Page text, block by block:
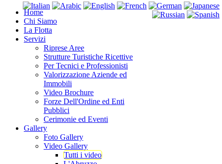
Home
Chi Siamo
La Flotta
Servizi
Riprese Aree
Strutture Turistiche Ricettive
Per Tecnici e Professionisti
Valorizzazione Aziende ed
Immobili
Video Brochure
Forze Dell'Ordine ed Enti
Pubblici
Cerimonie ed Eventi
Gallery
Foto Gallery
Video Gallery
Tutti i video